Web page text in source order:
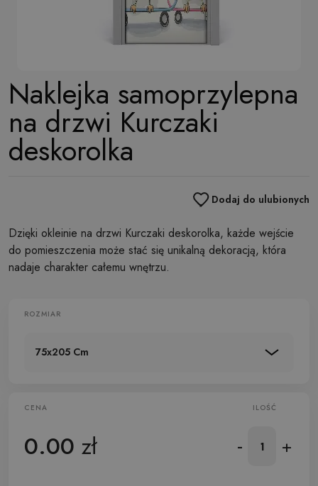
Naklejka samoprzylepna
na drzwi Kurczaki
deskorolka
Dodaj do ulubionych
Dzięki okleinie na drzwi Kurczaki deskorolka, każde wejście
do pomieszczenia może stać się unikalną dekoracją, która
nadaje charakter całemu wnętrzu.
ROZMIAR
75x205 Cm
CENA
0.00 zł
ILOŚĆ
- +